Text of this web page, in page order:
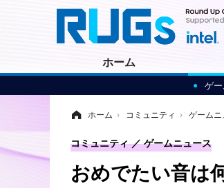
ホーム
ゲ
ホーム › コミュニティ › ゲームニ
おめでたい音は
コミュニティ ゲームニュース